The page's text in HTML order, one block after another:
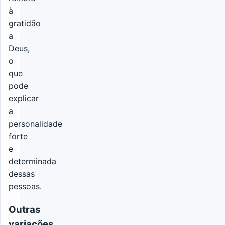
à
gratidão
a
Deus,
o
que
pode
explicar
a
personalidade
forte
e
determinada
dessas
pessoas.
Outras